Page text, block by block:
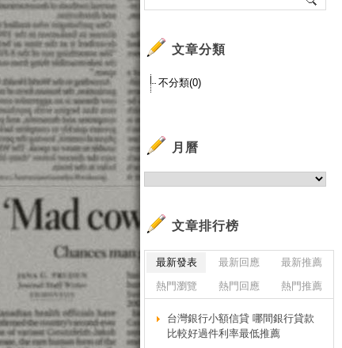
文章分類
不分類(0)
月曆
文章排行榜
最新發表 最新回應
最新推薦
熱門瀏覽
熱門回應 熱門推薦
台灣銀行小額信貸 哪間銀行貸款
比較好過件利率最低推薦